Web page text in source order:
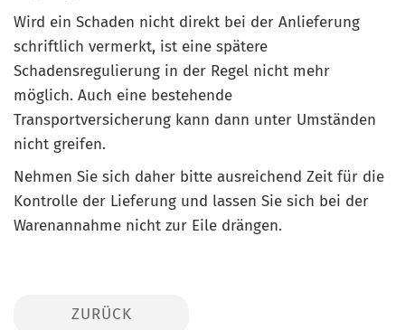
Wird ein Schaden nicht direkt bei der Anlieferung
schriftlich vermerkt, ist eine spätere
Schadensregulierung in der Regel nicht mehr
möglich. Auch eine bestehende
Transportversicherung kann dann unter Umständen
nicht greifen.
Nehmen Sie sich daher bitte ausreichend Zeit für die
Kontrolle der Lieferung und lassen Sie sich bei der
Warenannahme nicht zur Eile drängen.
ZURÜCK